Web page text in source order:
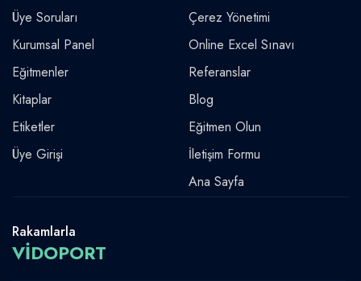
Üye Soruları
Kurumsal Panel
Eğitmenler
Kitaplar
Etiketler
Üye Girişi
Çerez Yönetimi
Online Excel Sınavı
Referanslar
Blog
Eğitmen Olun
İletişim Formu
Ana Sayfa
Rakamlarla
VİDOPORT